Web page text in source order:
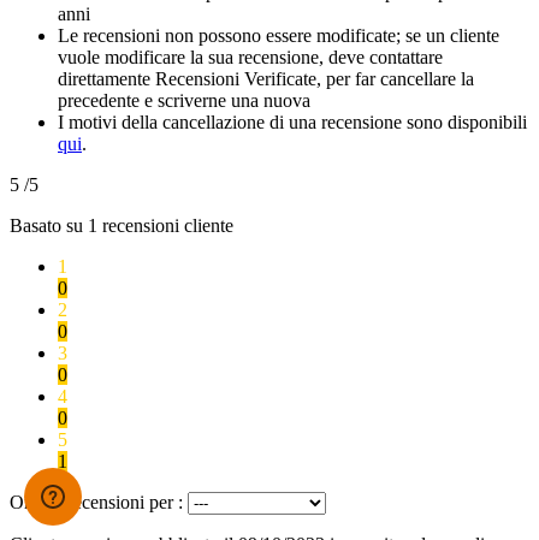
anni
Le recensioni non possono essere modificate; se un cliente
vuole modificare la sua recensione, deve contattare
direttamente Recensioni Verificate, per far cancellare la
precedente e scriverne una nuova
I motivi della cancellazione di una recensione sono disponibili
qui.
5 /5
Basato su 1 recensioni cliente
1
0
2
0
3
0
4
0
5
1
Ordina recensioni per :